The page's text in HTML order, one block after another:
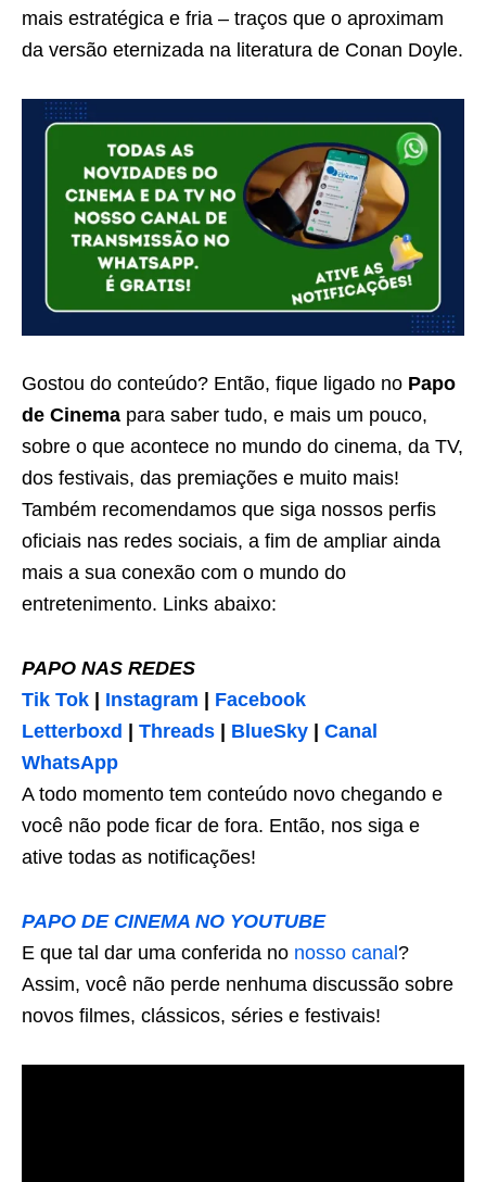
mais estratégica e fria – traços que o aproximam
da versão eternizada na literatura de Conan Doyle.
Gostou do conteúdo? Então, fique ligado no Papo
de Cinema para saber tudo, e mais um pouco,
sobre o que acontece no mundo do cinema, da TV,
dos festivais, das premiações e muito mais!
Também recomendamos que siga nossos perfis
oficiais nas redes sociais, a fim de ampliar ainda
mais a sua conexão com o mundo do
entretenimento. Links abaixo:
PAPO NAS REDES
Tik Tok | Instagram | Facebook
Letterboxd | Threads | BlueSky | Canal
WhatsApp
A todo momento tem conteúdo novo chegando e
você não pode ficar de fora. Então, nos siga e
ative todas as notificações!
PAPO DE CINEMA NO YOUTUBE
E que tal dar uma conferida no nosso canal?
Assim, você não perde nenhuma discussão sobre
novos filmes, clássicos, séries e festivais!